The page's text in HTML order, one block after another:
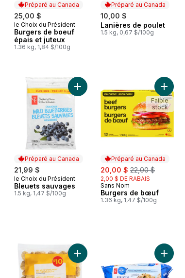
Préparé au Canada
25,00 $
Préparé au Canada
le Choix du Président
Burgers de boeuf
épais et juteux
1.36 kg, 1,84 $/100g
Préparé au Canada
10,00 $
Préparé au Canada
Lanières de poulet
1.5 kg, 0,67 $/100g
Préparé au Canada
21,99 $
Préparé au Canada
le Choix du Président
Bleuets sauvages
1.5 kg, 1,47 $/100g
Ajouter Bleuets sauvages au
Préparé au Canada
sale:
20,00 $ , formerly:
22,00 $
2,00 $ DE RABAIS
Préparé au Canada
Sans Nom
Burgers de bœuf
1.36 kg, 1,47 $/100g
Faible
stock
Ajouter Pépites de poulet au